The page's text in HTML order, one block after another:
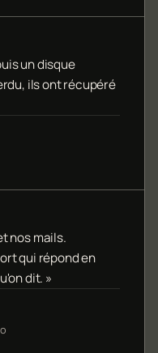
un disque
ils ont récupéré
nos mails.
qui répond en
dit. »